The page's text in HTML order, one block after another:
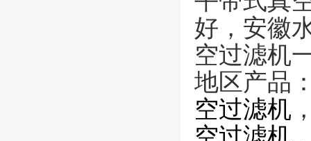
好，安徽
空过滤机
地区产品
空过滤机